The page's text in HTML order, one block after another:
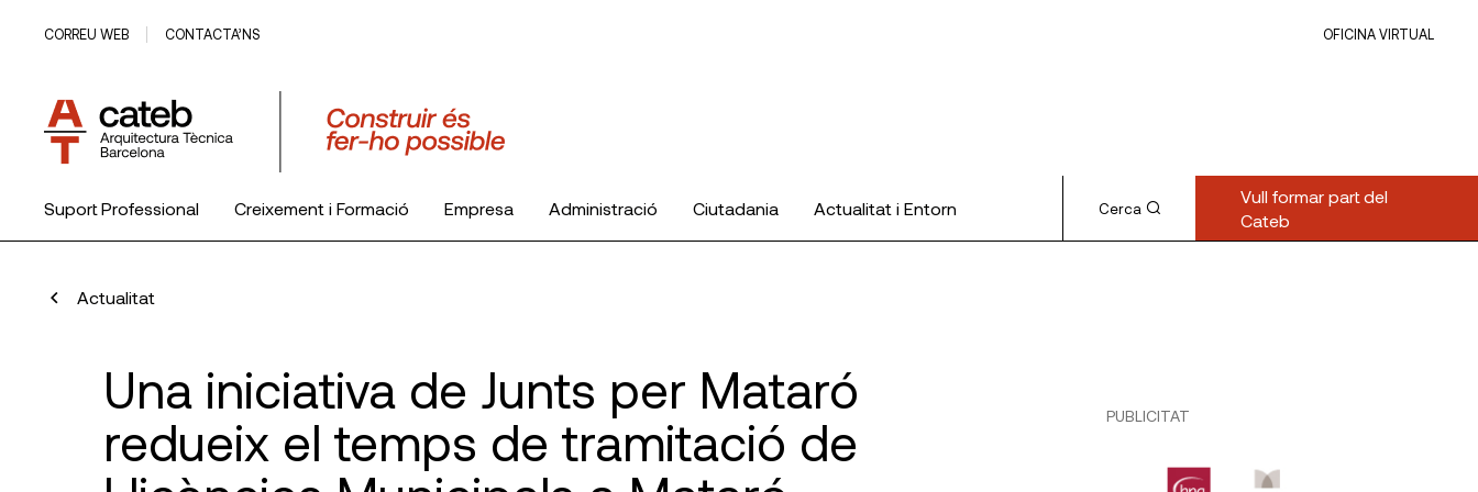
CORREU WEB CONTACTA’NS OFICINA VIRTUAL
Suport Professional Creixement i Formació Empresa Administració Ciutadania Actualitat i Entorn Cerca
Vull formar part del
Cateb
Actualitat
Una iniciativa de Junts per Mataró
redueix el temps de tramitació de
PUBLICITAT